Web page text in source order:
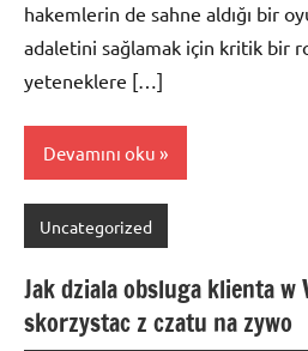
hakemlerin de sahne aldığı bir
adaletini sağlamak için kritik bir
yeteneklere […]
Devamını oku
Uncategorized
Jak dziala obsluga klienta w
skorzystac z czatu na zywo